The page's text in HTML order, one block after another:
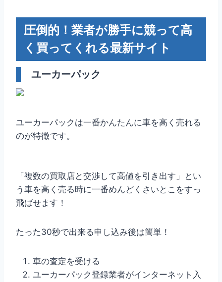
圧倒的！業者が勝手に競って高
く買ってくれる最新サイト
ユーカーパック
ユーカーパックは一番かんたんに車を高く売れる
のが特徴です。
「複数の買取店と交渉して高値を引き出す」とい
う車を高く売る時に一番めんどくさいとこをすっ
飛ばせます！
たった30秒で出来る申し込み後は簡単！
車の査定を受ける
ユーカーパック登録業者がインターネット入